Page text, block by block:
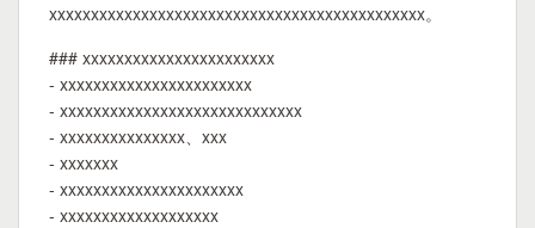
xxxxxxxxxxxxxxxxxxxxxxxxxxxxxxxxxxxxxxxxxxxxx。
### xxxxxxxxxxxxxxxxxxxxxxx
- xxxxxxxxxxxxxxxxxxxxxxx
- xxxxxxxxxxxxxxxxxxxxxxxxxxxxx
- xxxxxxxxxxxxxxx、xxx
- xxxxxxx
- xxxxxxxxxxxxxxxxxxxxxx
- xxxxxxxxxxxxxxxxxxx